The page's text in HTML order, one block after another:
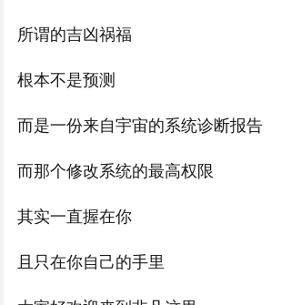
所谓的吉凶祸福
根本不是预测
而是一份来自宇宙的系统诊断报告
而那个修改系统的最高权限
其实一直握在你
且只在你自己的手里